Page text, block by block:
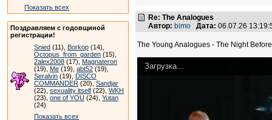
Показать всех
Поздравляем с годовщиной
регистрации!
Snied (11), Borkop (14),
Octopus_from_garden (15),
2alex2008 (17), Magnateron
(19), Me (19), abt52 (19),
Seralvin (19), DISCO
COMMANDER (20), Sandjar
(22), sexuality itself (22), WKH
(23), one of YOU (24), Yutan
(24)
Показать всех
Re: The Analogues
Автор: bimo Дата: 06.07.26
The Young Analogues - The Night Before
Загрузка...